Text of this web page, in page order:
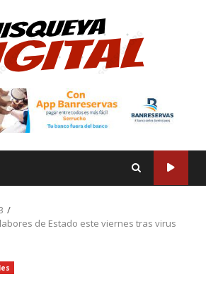
de Estado este viernes tras virus